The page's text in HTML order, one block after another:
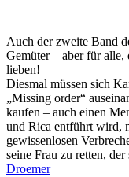
Auch der zweite Band
Gemüter – aber für
lieben!
Diesmal müssen sich
„Missing order“
kaufen – auch einen
und Rica entführt wird,
gewissenlosen
seine Frau zu retten,
Droemer